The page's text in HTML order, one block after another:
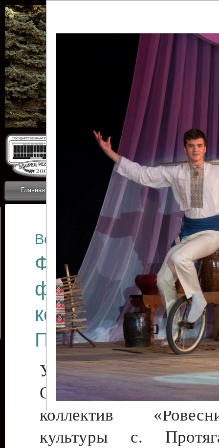
Главная Коллективы Новости
ОТЧЕТЫ ГКЦ
Все отчеты
Финал
фестиваля
коллективов
Приднестровского
Участники фестиваля:
Образцовый
коллектив
культуры с.